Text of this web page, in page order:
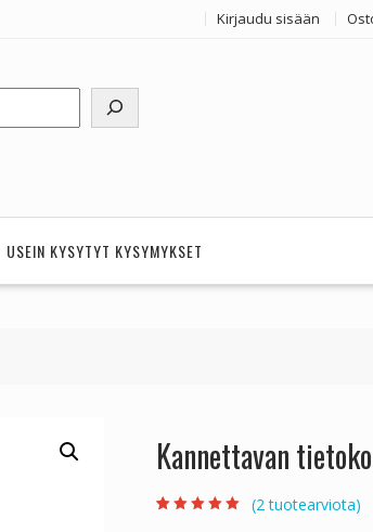
Kirjaudu sisään
USEIN KYSYTYT KYSYMYKSET
Kannettavan
(2 tuotearviota)